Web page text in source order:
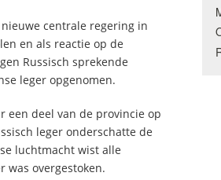
centrale regering in
en als reactie op de
Russisch sprekende
leger opgenomen.
een deel van de provincie op
leger onderschatte de
luchtmacht wist alle
was overgestoken.